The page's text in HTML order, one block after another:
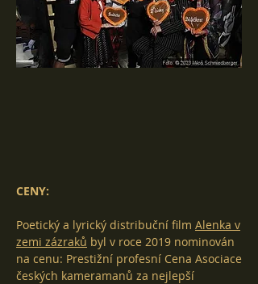
CENY:
Poetický a lyrický distribuční film Alenka v
zemi zázraků byl v roce 2019 nominován
na cenu: Prestižní profesní Cena Asociace
českých kameramanů za nejlepší